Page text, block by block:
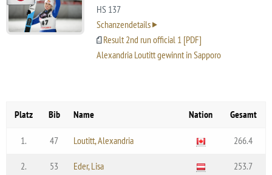
HS 137
Schanzendetails
Result 2nd run official 1 [PDF]
Alexandria Loutitt gewinnt in Sapporo
Platz Bib Name Nation Gesamt
1. 47 Loutitt, Alexandria 266.4
2. 53 Eder, Lisa 253.7